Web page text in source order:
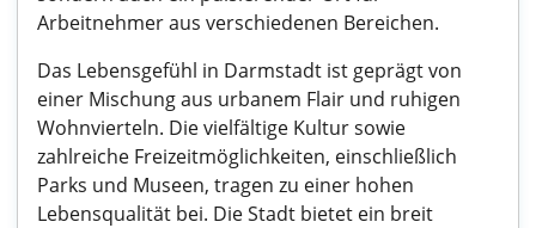
Arbeitnehmer aus verschiedenen Bereichen.
Das Lebensgefühl in Darmstadt ist geprägt von
einer Mischung aus urbanem Flair und ruhigen
Wohnvierteln. Die vielfältige Kultur sowie
zahlreiche Freizeitmöglichkeiten, einschließlich
Parks und Museen, tragen zu einer hohen
Lebensqualität bei. Die Stadt bietet ein breit